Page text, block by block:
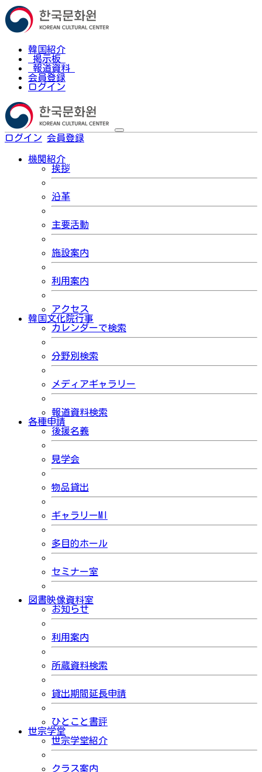
韓国紹介
掲示板
報道資料
会員登録
ログイン
ログイン 会員登録
機関紹介
挨拶
沿革
主要活動
施設案内
利用案内
アクセス
韓国文化院行事
カレンダーで検索
分野別検索
メディアギャラリー
報道資料検索
各種申請
後援名義
見学会
物品貸出
ギャラリーMI
多目的ホール
セミナー室
図書映像資料室
お知らせ
利用案内
所蔵資料検索
貸出期間延長申請
ひとこと書評
世宗学堂
世宗学堂紹介
クラス案内